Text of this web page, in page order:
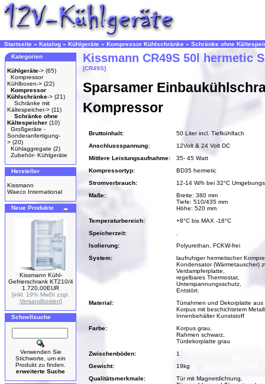
Startseite » Katalog » Kühlgeräte » Kompressor Kühlschränke » Schränke ohne
Kategorien
Kühlgeräte-> (65)
Kompressor
Kühlboxen-> (22)
Kompressor
Kühlschränke-> (21)
Schränke mit
Kältespeicher-> (11)
Schränke ohne
Kältespeicher (10)
Großgeräte -
Sonderanfertigung-
> (20)
Kühlaggregate (2)
Zubehör- Kühlgeräte
Hersteller
Kissmann
Waeco International
Neue Produkte
Kissmann Kühl-
Gefrierschrank KT210/4
1.720,00EUR
[inkl. 19% MwSt zzgl.
Versandkosten]
Schnellsuche
Verwenden Sie
Stichworte, um ein
Produkt zu finden.
erweiterte Suche
Kissmann CR49S 50l hermetic
[CR49S]
Sparsamer
Kompressor
Bruttoinhalt:
50 Liter incl. Tiefkühlfach
Anschlussspannung:
12Volt & 24 Volt DC
Mittlere Leistungsaufnahme:
35- 45 Watt
Kompressortyp:
BD35 hermetic
Stromverbrauch:
12-14 W/h bei 32°C
Maße:
Breite: 380 mm
Tiefe: 510/435 mm
Höhe: 520 mm
Temperaturbereich:
+8°C bis MAX -18°C
Speicherzeit:
Isolierung:
Polyurethan, FCKW-frei
System:
laufruhiger hermetischer
Kondensator (Wärmetauscher)
Verdampferplatte,
regelbares Thermostat,
Unterspannungsschutz,
Entstört.
Material:
Türrahmen und Dekorplatte
Korpus mit beschichtetem
Innenbehälter Kunststoff
Farbe:
Korpus grau,
Rahmen schwarz,
Türdekorplatte grau
Zwischenböden:
1
Gewicht:
19kg
Qualitätsmerkmale:
Tür mit Magnetdichtung,